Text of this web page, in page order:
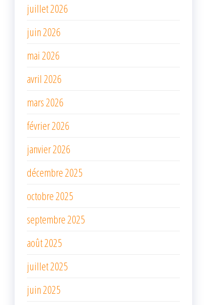
juillet 2026
juin 2026
mai 2026
avril 2026
mars 2026
février 2026
janvier 2026
décembre 2025
octobre 2025
septembre 2025
août 2025
juillet 2025
juin 2025